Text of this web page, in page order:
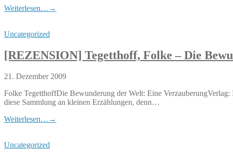
Weiterlesen… →
Uncategorized
[REZENSION] Tegetthoff, Folke – Die
21. Dezember 2009
Folke TegetthoffDie Bewunderung der Welt: Eine
diese Sammlung an kleinen Erzählungen, denn…
Weiterlesen… →
Uncategorized